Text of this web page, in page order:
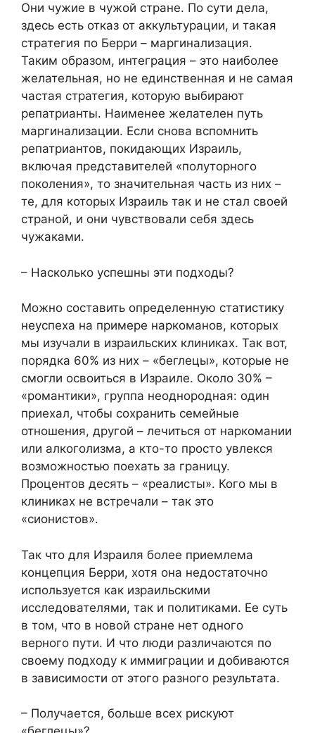
Они чужие в чужой стране. По сути дела,
здесь есть отказ от аккультурации, и такая
стратегия по Берри – маргинализация.
Таким образом, интеграция – это наиболее
желательная, но не единственная и не самая
частая стратегия, которую выбирают
репатрианты. Наименее желателен путь
маргинализации. Если снова вспомнить
репатриантов, покидающих Израиль,
включая представителей «полуторного
поколения», то значительная часть из них –
те, для которых Израиль так и не стал своей
страной, и они чувствовали себя здесь
чужаками.
– Насколько успешны эти подходы?
Можно составить определенную статистику
неуспеха на примере наркоманов, которых
мы изучали в израильских клиниках. Так вот,
порядка 60% из них – «беглецы», которые не
смогли освоиться в Израиле. Около 30% –
«романтики», группа неоднородная: один
приехал, чтобы сохранить семейные
отношения, другой – лечиться от наркомании
или алкоголизма, а кто-то просто увлекся
возможностью поехать за границу.
Процентов десять – «реалисты». Кого мы в
клиниках не встречали – так это
«сионистов».
Так что для Израиля более приемлема
концепция Берри, хотя она недостаточно
используется как израильскими
исследователями, так и политиками. Ее суть
в том, что в новой стране нет одного
верного пути. И что люди различаются по
своему подходу к иммиграции и добиваются
в зависимости от этого разного результата.
– Получается, больше всех рискуют